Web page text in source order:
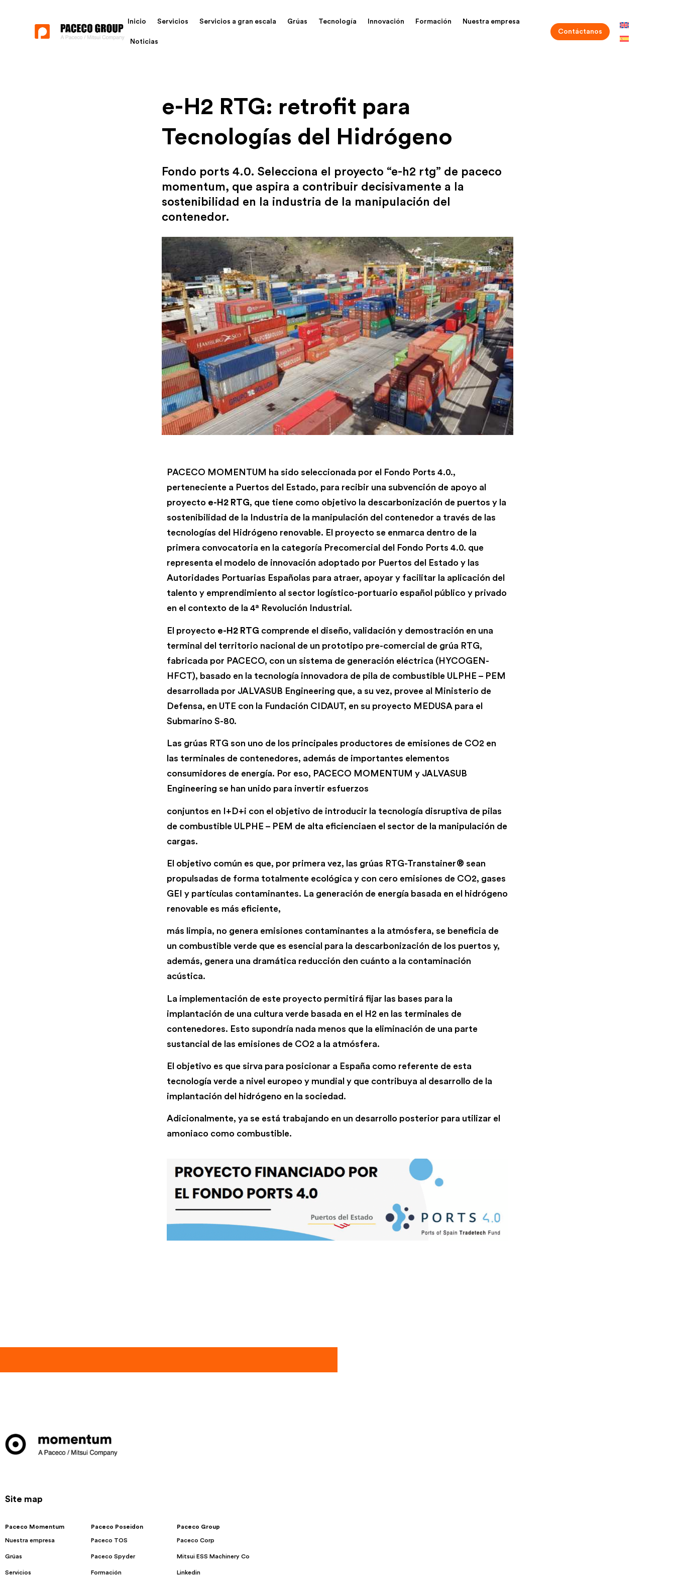
Inicio Servicios Servicios a gran escala Grúas Tecnología Innovación Formación Nuestra empresa
Noticias
Contáctanos
e-H2 RTG: retrofit para
Tecnologías del Hidrógeno
Fondo ports 4.0. Selecciona el proyecto “e-h2 rtg” de paceco
momentum, que aspira a contribuir decisivamente a la
sostenibilidad en la industria de la manipulación del
contenedor.
PACECO MOMENTUM ha sido seleccionada por el Fondo Ports 4.0.,
perteneciente a Puertos del Estado, para recibir una subvención de apoyo al
proyecto e-H2 RTG, que tiene como objetivo la descarbonización de puertos y la
sostenibilidad de la Industria de la manipulación del contenedor a través de las
tecnologías del Hidrógeno renovable. El proyecto se enmarca dentro de la
primera convocatoria en la categoría Precomercial del Fondo Ports 4.0. que
representa el modelo de innovación adoptado por Puertos del Estado y las
Autoridades Portuarias Españolas para atraer, apoyar y facilitar la aplicación del
talento y emprendimiento al sector logístico-portuario español público y privado
en el contexto de la 4ª Revolución Industrial.
El proyecto e-H2 RTG comprende el diseño, validación y demostración en una
terminal del territorio nacional de un prototipo pre-comercial de grúa RTG,
fabricada por PACECO, con un sistema de generación eléctrica (HYCOGEN-
HFCT), basado en la tecnología innovadora de pila de combustible ULPHE – PEM
desarrollada por JALVASUB Engineering que, a su vez, provee al Ministerio de
Defensa, en UTE con la Fundación CIDAUT, en su proyecto MEDUSA para el
Submarino S-80.
Las grúas RTG son uno de los principales productores de emisiones de CO2 en
las terminales de contenedores, además de importantes elementos
consumidores de energía. Por eso, PACECO MOMENTUM y JALVASUB
Engineering se han unido para invertir esfuerzos
conjuntos en I+D+i con el objetivo de introducir la tecnología disruptiva de pilas
de combustible ULPHE – PEM de alta eficienciaen el sector de la manipulación de
cargas.
El objetivo común es que, por primera vez, las grúas RTG-Transtainer® sean
propulsadas de forma totalmente ecológica y con cero emisiones de CO2, gases
GEI y partículas contaminantes. La generación de energía basada en el hidrógeno
renovable es más eficiente,
más limpia, no genera emisiones contaminantes a la atmósfera, se beneficia de
un combustible verde que es esencial para la descarbonización de los puertos y,
además, genera una dramática reducción den cuánto a la contaminación
acústica.
La implementación de este proyecto permitirá fijar las bases para la
implantación de una cultura verde basada en el H2 en las terminales de
contenedores. Esto supondría nada menos que la eliminación de una parte
sustancial de las emisiones de CO2 a la atmósfera.
El objetivo es que sirva para posicionar a España como referente de esta
tecnología verde a nivel europeo y mundial y que contribuya al desarrollo de la
implantación del hidrógeno en la sociedad.
Adicionalmente, ya se está trabajando en un desarrollo posterior para utilizar el
amoniaco como combustible.
Site map
Paceco Momentum
Nuestra empresa
Grúas
Servicios
Paceco Poseidon
Paceco TOS
Paceco Spyder
Formación
Paceco Group
Paceco Corp
Mitsui ESS Machinery Co
Linkedin